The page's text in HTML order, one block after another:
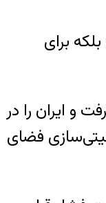
برای
و ایران را در
فضای